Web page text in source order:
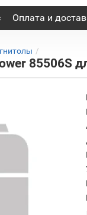
Оплата и
85506S